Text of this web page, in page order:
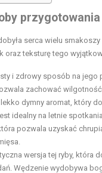
przygotowania
serca wielu
oraz teksturę tego
i zdrowy sposób na
zachować
dymny aromat, który
idealny na letnie
pozwala uzyskać
wersja tej ryby,
Wędzenie wydobywa